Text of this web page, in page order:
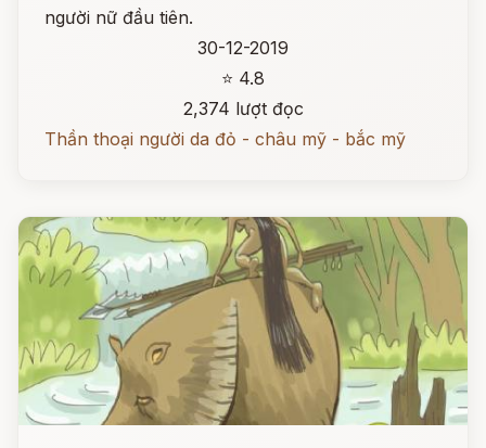
người nữ đầu tiên.
30-12-2019
⭐ 4.8
2,374 lượt đọc
Thần thoại người da đỏ - châu mỹ - bắc mỹ